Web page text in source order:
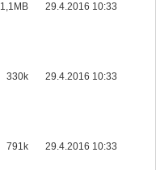
1,1MB 29.4.2016 10:33
330k 29.4.2016 10:33
791k 29.4.2016 10:33